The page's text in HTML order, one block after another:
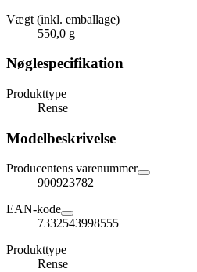
Vægt (inkl. emballage)
550,0 g
Nøglespecifikation
Produkttype
Rense
Modelbeskrivelse
Producentens varenummer
900923782
EAN-kode
7332543998555
Produkttype
Rense